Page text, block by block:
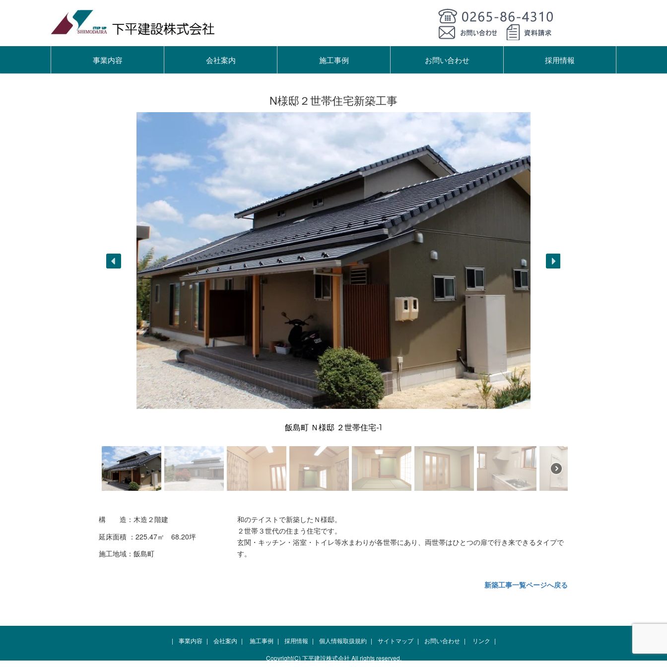
事業内容 会社案内 施工事例 お問い合わせ 採用情報
N様邸２世帯住宅新築工事
飯島町 Ｎ様邸 ２世帯住宅-1
構 造：木造２階建
延床面積 ：225.47㎡ 68.20坪
施工地域：飯島町
和のテイストで新築したＮ様邸。
２世帯３世代の住まう住宅です。
玄関・キッチン・浴室・トイレ等水まわりが各世帯にあり、両世帯はひとつの扉で行き来できるタイプで
す。
新築工事一覧ページへ戻る
| 事業内容 | 会社案内 | 施工事例 | 採用情報 | 個人情報取扱規約 | サイトマップ | お問い合わせ | リンク |
Copyright(C) 下平建設株式会社 All rights reserved.